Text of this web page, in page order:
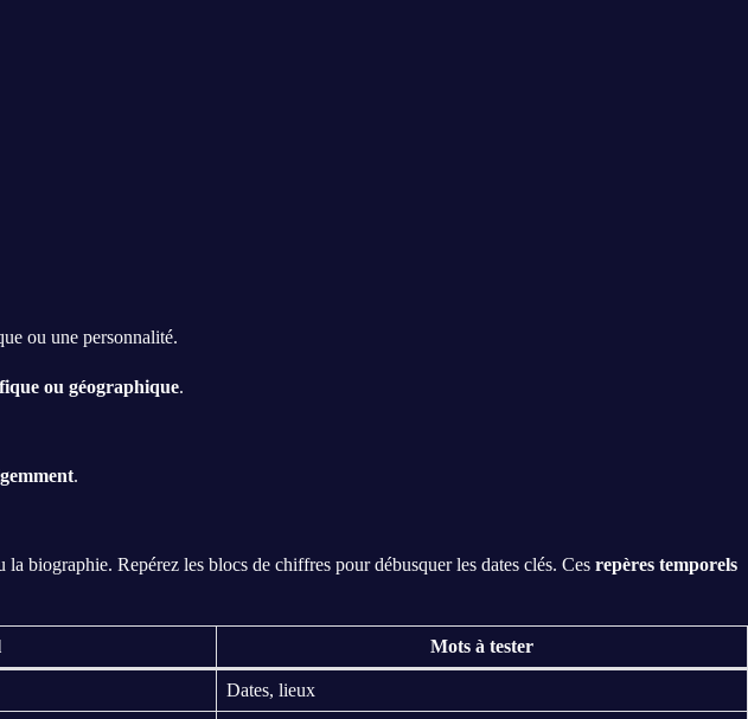
ou une personnalité.
ou géographique.
.
biographie. Repérez les blocs de chiffres pour débusquer les dates clés. Ces repères temporels
Mots à tester
Dates, lieux